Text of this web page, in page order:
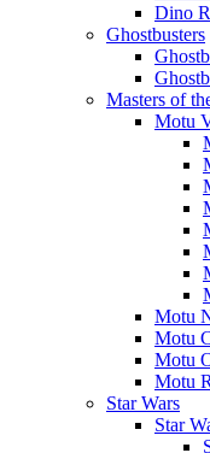
Dino
Ghostbusters
Masters of
Motu
Motu
Motu
Motu
Motu
Star Wars
Star